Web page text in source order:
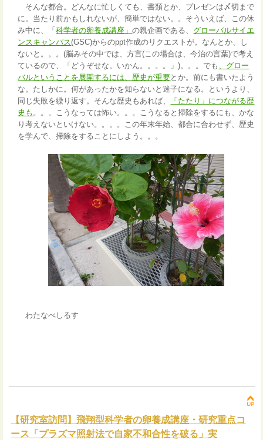
そんな都合。どんなに忙しくても、書類とか、プレゼンは〆切まで
に。当たり前かもしれないが、簡単ではない。。そういえば、この休
み中に、「科学者の卵養成講座」の親企画である、 グローバルサイエ
ンスキャンパス(GSC)からのppt作成のリクエストが。なんとか、し
ないと。。。(脳みその中では、方言(この場合は、今治の言葉)で考え
ているので、「どうぞせな。いかん。。。。」)。。。でも 、グロー
バルということを展開するには、歴史が重要とか。前にも書いたよう
な。たしかに。何があったかを知らないと迷子になる。というより、
同じ失敗を繰り返す。そんな歴史もあれば、
「たたり」につながる歴
史も 。。。こうなっては怖い。。。こうなると掃除をするにも、かな
り考えないといけない。。。。この年末年始、都合に合わせず、歴史
を学んで、掃除をすることにしよう。。。
わたなべしるす
【研究室訪問】飛翔型科学者の卵養成講座・研究重点コ
ース「プラズマ照射法で自家不和合性を破る」実